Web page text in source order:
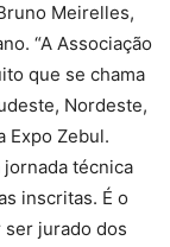
Meirelles,
“A Associação
que se chama
Nordeste,
Expo Zebul.
técnica
inscritas. É o
jurado dos